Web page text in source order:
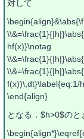
対して
hf(x)}\notag
f(x))\,dt}\label{eq:1/
\end{align}
となる．$h>0$のと